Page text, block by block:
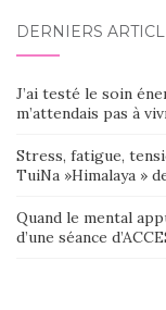
SEIN
DES
ARTICLES
DERNIERS
J’ai testé le soin
m’attendais pas à
Stress, fatigue,
TuiNa »Himalaya »
Quand le mental
d’une séance